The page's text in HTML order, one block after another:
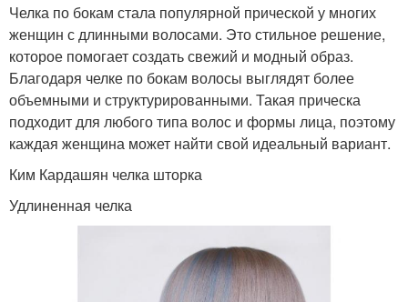
Челка по бокам стала популярной прической у многих
женщин с длинными волосами. Это стильное решение,
которое помогает создать свежий и модный образ.
Благодаря челке по бокам волосы выглядят более
объемными и структурированными. Такая прическа
подходит для любого типа волос и формы лица, поэтому
каждая женщина может найти свой идеальный вариант.
Ким Кардашян челка шторка
Удлиненная челка